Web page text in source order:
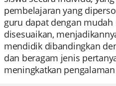
pembelajaran yang
guru dapat dengan
disesuaikan,
mendidik dibandingkan
dan beragam jenis
meningkatkan